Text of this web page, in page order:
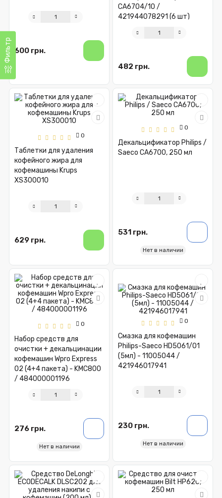
Фильтр 600 грн.
CA6704/10 /
421944078291 (6 шт)
482 грн.
0
Таблетки для удаления
кофейного жира для
кофемашины Krups
XS300010
629 грн.
0
Декальцификатор Philips /
Saeco CA6700, 250 мл
531 грн.
Нет в наличии
0
Набор средств для
очистки + декальцинации
кофемашин Wpro Express
O2 (4+4 пакета) - KMC800
/ 484000001196
276 грн.
Нет в наличии
0
Смазка для кофемашин
Philips-Saeco HD5061/01
(5мл) - 11005044 /
421946017941
230 грн.
Нет в наличии